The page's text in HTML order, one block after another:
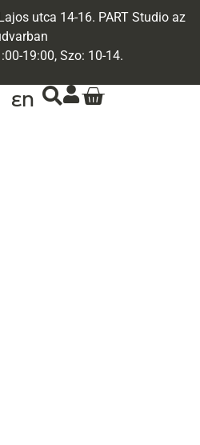
utca 14-16. PART Studio az
19:00, Szo: 10-14.
EN